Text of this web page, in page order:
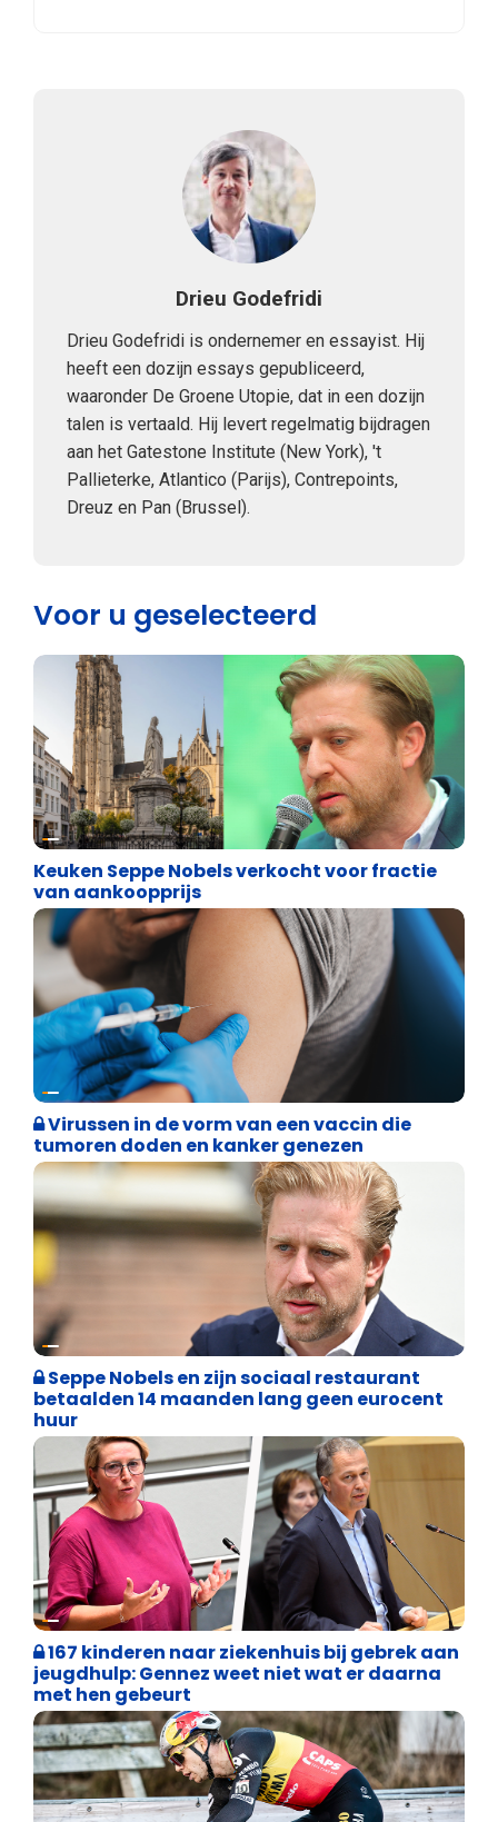
Drieu Godefridi
Drieu Godefridi is ondernemer en essayist. Hij
heeft een dozijn essays gepubliceerd,
waaronder De Groene Utopie, dat in een dozijn
talen is vertaald. Hij levert regelmatig bijdragen
aan het Gatestone Institute (New York), 't
Pallieterke, Atlantico (Parijs), Contrepoints,
Dreuz en Pan (Brussel).
Voor u geselecteerd
Binnenland politiek
Keuken Seppe Nobels verkocht voor fractie
van aankoopprijs
Weekblad 't Pallieterke
Virussen in de vorm van een vaccin die
tumoren doden en kanker genezen
Binnenland politiek
Seppe Nobels en zijn sociaal restaurant
betaalden 14 maanden lang geen eurocent
huur
Binnenland politiek
167 kinderen naar ziekenhuis bij gebrek aan
jeugdhulp: Gennez weet niet wat er daarna
met hen gebeurt